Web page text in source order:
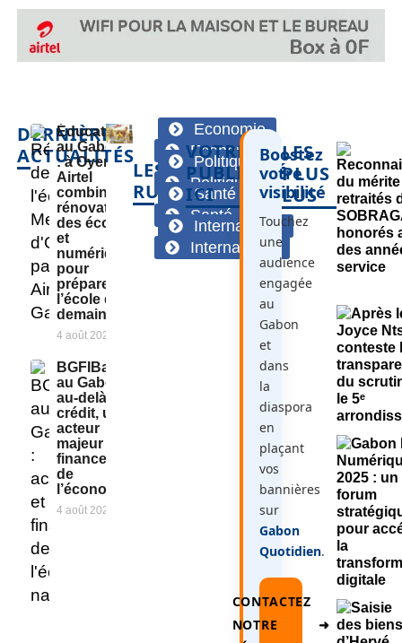
DERNIÈRES
ACTUALITÉS
Éducation
au Gabon
: à Oyem,
Airtel
combine
rénovation
des écoles
et
numérique
pour
préparer
l’école de
demain
4 août 2026
BGFIBank
au Gabon :
au-delà du
crédit, un
acteur
majeur du
financement
de
l’économie
4 août 2026
LES
RUBRIQUES
Economie
Politique
Santé
International
Economie
Politique
Santé
International
VOTRE
PUBLICITÉ
ICI
Boostez
votre
visibilité
Touchez
une
audience
engagée
au
Gabon
et
dans
la
diaspora
en
plaçant
vos
bannières
sur
Gabon
Quotidien.
CONTACTEZ
NOTRE
➜
LES
PLUS
LUS